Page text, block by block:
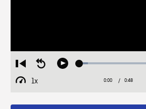
Restart
from
beginning
Seek
Play Loaded:
1x
Playback
Current
0:00 / Duration
0:48